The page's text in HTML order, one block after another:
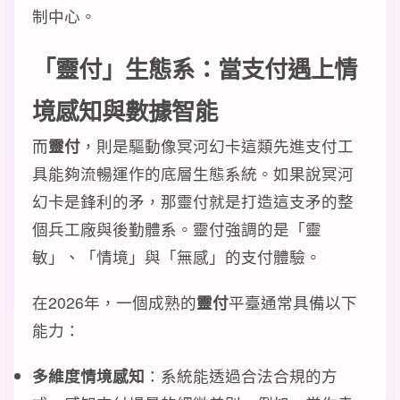
制中心。
「靈付」生態系：當支付遇上情
境感知與數據智能
而靈付 ，則是驅動像冥河幻卡這類先進支付工
具能夠流暢運作的底層生態系統。如果說冥河
幻卡是鋒利的矛，那靈付就是打造這支矛的整
個兵工廠與後勤體系。靈付強調的是「靈
敏」、「情境」與「無感」的支付體驗。
在2026年，一個成熟的靈付平臺通常具備以下
能力：
多維度情境感知 ：系統能透過合法合規的方